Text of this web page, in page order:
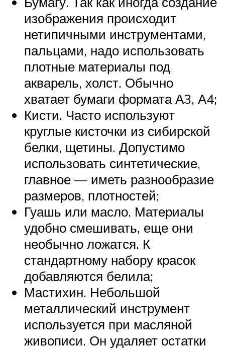
изображения происходит
нетипичными инструментами,
пальцами, надо использовать
плотные материалы под
акварель, холст. Обычно
хватает бумаги формата А3, А4;
Кисти. Часто используют
круглые кисточки из сибирской
белки, щетины. Допустимо
использовать синтетические,
главное — иметь разнообразие
размеров, плотностей;
Гуашь или масло. Материалы
удобно смешивать, еще они
необычно ложатся. К
стандартному набору красок
добавляются белила;
Мастихин. Небольшой
металлический инструмент
используется при масляной
живописи. Он удаляет остатки